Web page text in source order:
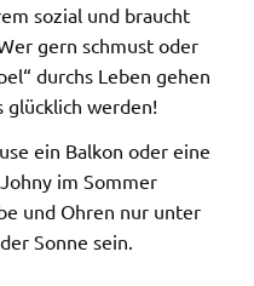
sozial und braucht
gern schmust oder
durchs Leben gehen
werden!
ein Balkon oder eine
im Sommer
und Ohren nur unter
Sonne sein.